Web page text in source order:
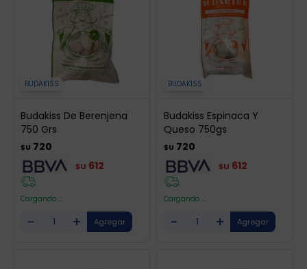
BUDAKISS
Budakiss De Berenjena
750 Grs
$U 720
$U 612
Cargando ...
- +
BUDAKISS
Budakiss Espinaca Y
Queso 750gs
$U 720
$U 612
Cargando ...
- +